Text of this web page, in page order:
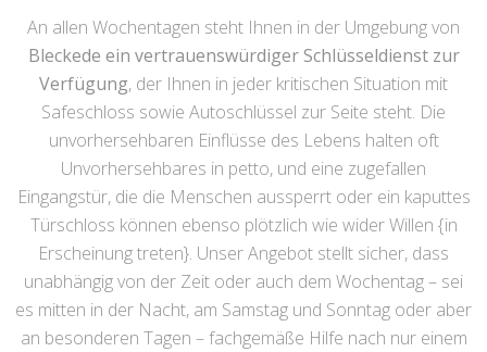
An allen Wochentagen steht Ihnen in der Umgebung von
Bleckede ein vertrauenswürdiger Schlüsseldienst zur
Verfügung, der Ihnen in jeder kritischen Situation mit
Safeschloss sowie Autoschlüssel zur Seite steht. Die
unvorhersehbaren Einflüsse des Lebens halten oft
Unvorhersehbares in petto, und eine zugefallen
Eingangstür, die die Menschen aussperrt oder ein kaputtes
Türschloss können ebenso plötzlich wie wider Willen {in
Erscheinung treten}. Unser Angebot stellt sicher, dass
unabhängig von der Zeit oder auch dem Wochentag – sei
es mitten in der Nacht, am Samstag und Sonntag oder aber
an besonderen Tagen – fachgemäße Hilfe nach nur einem